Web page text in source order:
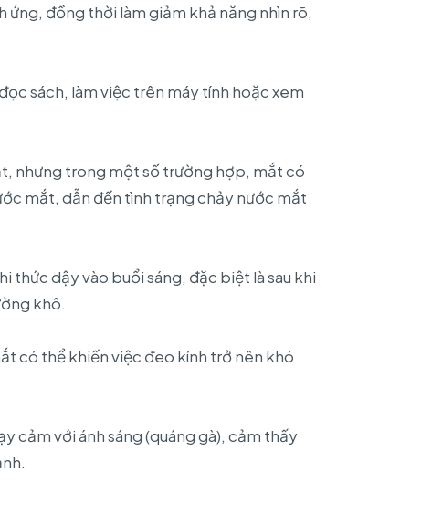
đồng thời làm giảm khả năng nhìn rõ,
sách, làm việc trên máy tính hoặc xem
nhưng trong một số trường hợp, mắt có
mắt, dẫn đến tình trạng chảy nước mắt
thức dậy vào buổi sáng, đặc biệt là sau khi
khô.
có thể khiến việc đeo kính trở nên khó
cảm với ánh sáng (quáng gà), cảm thấy